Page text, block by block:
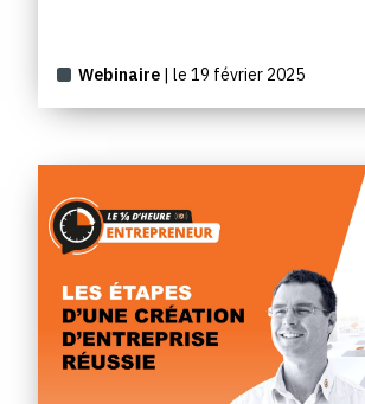
Webinaire | le 19 février 2025